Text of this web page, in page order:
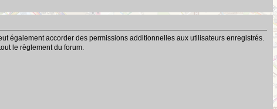
également accorder des permissions additionnelles aux utilisateurs enregistrés.
le règlement du forum.